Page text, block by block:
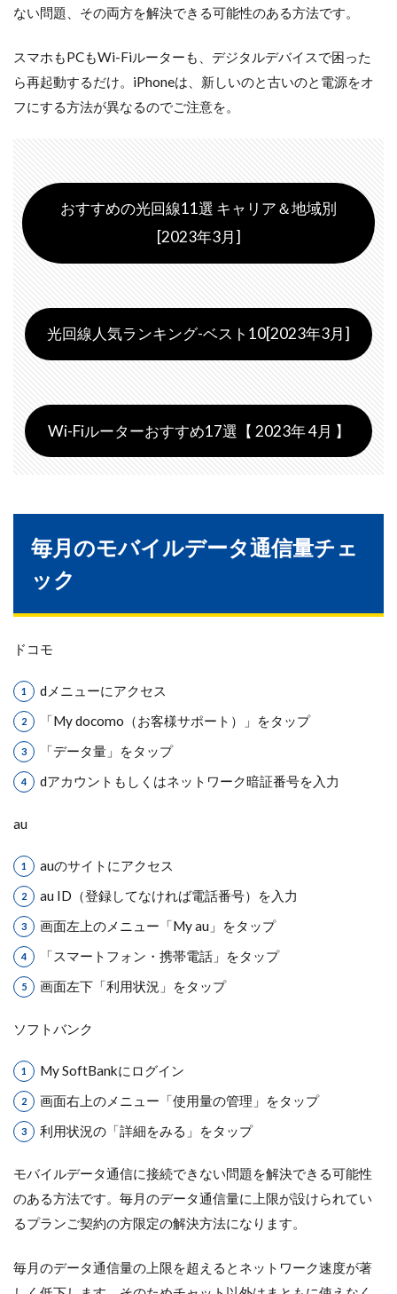
ない問題、その両方を解決できる可能性のある方法です。
スマホもPCもWi-Fiルーターも、デジタルデバイスで困った
ら再起動するだけ。iPhoneは、新しいのと古いのと電源をオ
フにする方法が異なるのでご注意を。
おすすめの光回線11選 キャリア＆地域別
[2023年3月]
光回線人気ランキング-ベスト10[2023年3月]
Wi-Fiルーターおすすめ17選【 2023年 4月 】
毎月のモバイルデータ通信量チェ
ック
ドコモ
dメニューにアクセス
「My docomo（お客様サポート）」をタップ
「データ量」をタップ
dアカウントもしくはネットワーク暗証番号を入力
au
auのサイトにアクセス
au ID（登録してなければ電話番号）を入力
画面左上のメニュー「My au」をタップ
「スマートフォン・携帯電話」をタップ
画面左下「利用状況」をタップ
ソフトバンク
My SoftBankにログイン
画面右上のメニュー「使用量の管理」をタップ
利用状況の「詳細をみる」をタップ
モバイルデータ通信に接続できない問題を解決できる可能性
のある方法です。毎月のデータ通信量に上限が設けられてい
るプランご契約の方限定の解決方法になります。
毎月のデータ通信量の上限を超えるとネットワーク速度が著